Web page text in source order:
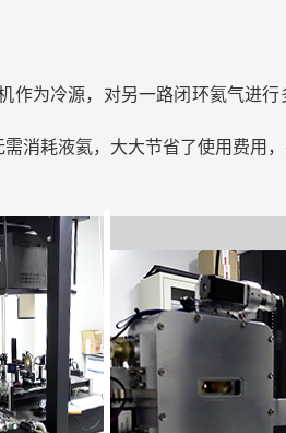
为冷源，对另一路闭环氦气进
消耗液氦，大大节省了使用费用